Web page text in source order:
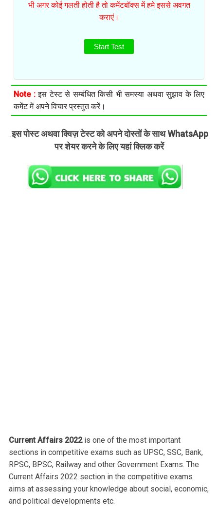
भी अगर कोई गलती होती है तो कमेंटबॉक्स में हमे इससे अवगत
कराएं।
Start Test
Note :इस टेस्ट से सम्बंधित किसी भी समस्या अथवा सुझाव के लिए
कमेंट में अपने विचार प्रस्तुत करें।
.इस पोस्ट अथवा क्विज़ टेस्ट को अपने दोस्तों के साथ WhatsApp
पर शेयर करने के लिए यहां क्लिक करें
Current Affairs 2022is one of the most important
sections in competitive exams such as UPSC, SSC, Bank,
RPSC, BPSC, Railway and other Government Exams. The
Current Affairs 2022 section in the competitive exams
aims at assessing your knowledge about social, economic,
and political developments etc.